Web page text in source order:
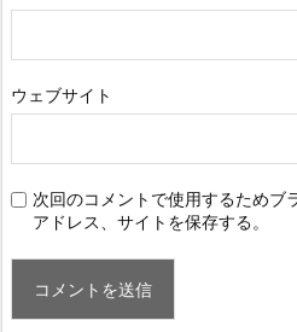
ウェブサイト
次回のコメントで使用するためブ
アドレス、サイトを保存する。